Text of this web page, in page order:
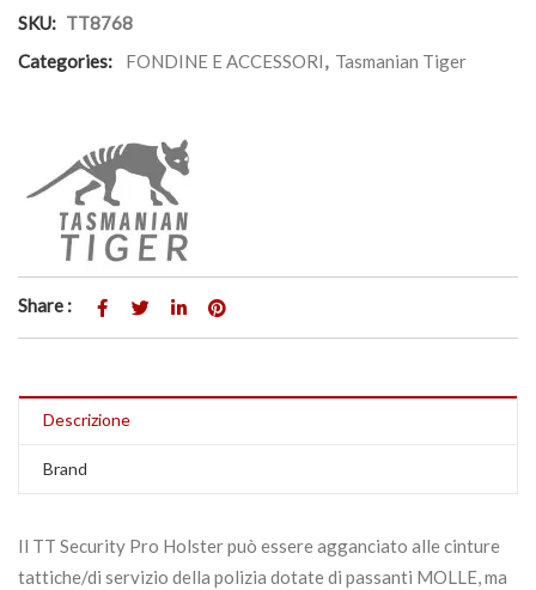
SKU: TT8768
Categories:
FONDINE E ACCESSORI, Tasmanian Tiger
Share :
Descrizione
Brand
Il TT Security Pro Holster può essere agganciato alle cinture
tattiche/di servizio della polizia dotate di passanti MOLLE, ma